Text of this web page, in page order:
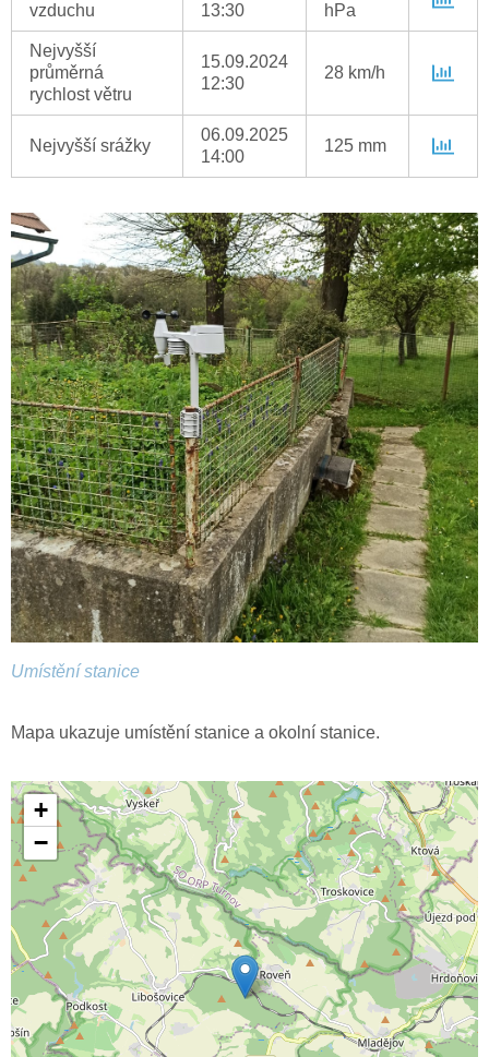
vzduchu
13:30
hPa
Nejvyšší
průměrná
rychlost větru
15.09.2024
12:30
28 km/h
Nejvyšší srážky
06.09.2025
14:00
125 mm
Umístění stanice
Mapa ukazuje umístění stanice a okolní stanice.
+
−